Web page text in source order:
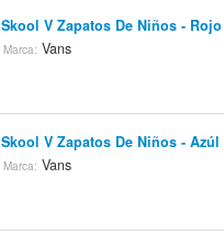
V Zapatos De Niños - Rojo
Marca: Vans
V Zapatos De Niños - Azúl
Marca: Vans